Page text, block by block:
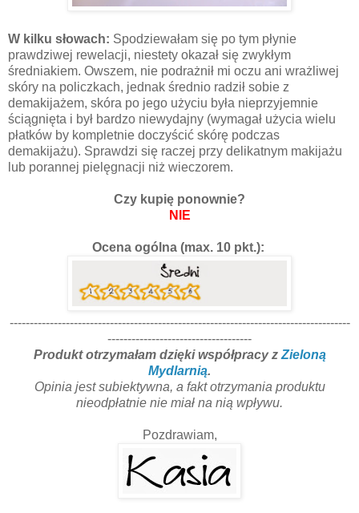
W kilku słowach: Spodziewałam się po tym płynie
prawdziwej rewelacji, niestety okazał się zwykłym
średniakiem. Owszem, nie podrażnił mi oczu ani wrażliwej
skóry na policzkach, jednak średnio radził sobie z
demakijażem, skóra po jego użyciu była nieprzyjemnie
ściągnięta i był bardzo niewydajny (wymagał użycia wielu
płatków by kompletnie doczyścić skórę podczas
demakijażu). Sprawdzi się raczej przy delikatnym makijażu
lub porannej pielęgnacji niż wieczorem.
Czy kupię ponownie?
NIE
Ocena ogólna (max. 10 pkt.):
-------------------------------------------------------------------------------------
------------------------------------
Produkt otrzymałam dzięki współpracy z Zieloną
Mydlarnią.
Opinia jest subiektywna, a fakt otrzymania produktu
nieodpłatnie nie miał na nią wpływu.
Pozdrawiam,